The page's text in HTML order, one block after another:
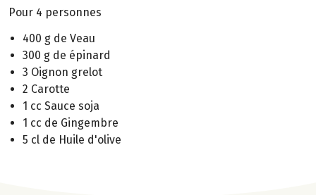
Pour 4 personnes
400 g de Veau
300 g de épinard
3 Oignon grelot
2 Carotte
1 cc Sauce soja
1 cc de Gingembre
5 cl de Huile d'olive